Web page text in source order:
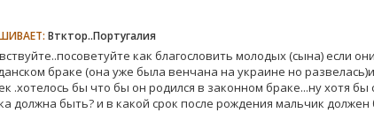
Втктор..Португалия
как благословить молодых (сына) если
браке (она уже была венчана на украине но
.хотелось бы что бы он родился в законном браке...ну хотя бы
должна быть? и в какой срок после рождения мальчик